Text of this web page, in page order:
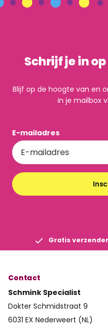
Schrijf je in
Blijf op de hoogte van en
in je mailbox
E-mailadres
Gratis
Contact
Schmink Specialist
Dokter Schmidstraat 9
6031 EX Nederweert (NL)